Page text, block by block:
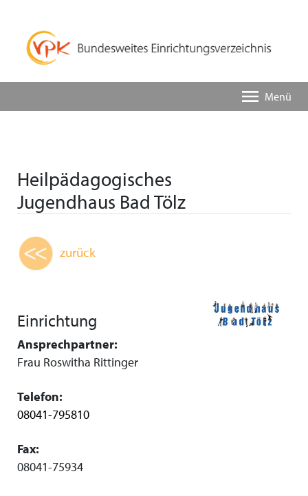
Menü
Heilpädagogisches
Jugendhaus Bad Tölz
zurück
Einrichtung
Ansprechpartner:
Frau Roswitha Rittinger
Telefon:
08041-795810
Fax:
08041-75934